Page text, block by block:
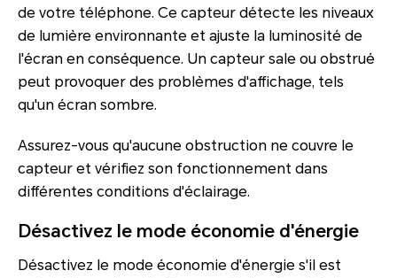
de votre téléphone. Ce capteur détecte les niveaux
de lumière environnante et ajuste la luminosité de
l'écran en conséquence. Un capteur sale ou obstrué
peut provoquer des problèmes d'affichage, tels
qu'un écran sombre.
Assurez-vous qu'aucune obstruction ne couvre le
capteur et vérifiez son fonctionnement dans
différentes conditions d'éclairage.
Désactivez le mode économie d'énergie
Désactivez le mode économie d'énergie s'il est